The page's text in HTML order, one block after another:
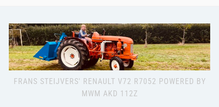
FRANS STEIJVERS' RENAULT V72 R7052 POWERED BY
MWM AKD 112Z